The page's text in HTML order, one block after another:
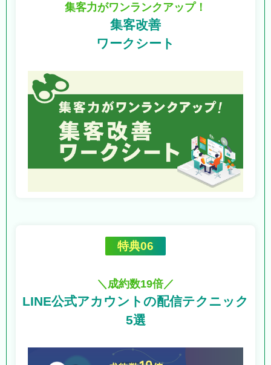
集客力がワンランクアップ！
集客改善
ワークシート
特典06
＼成約数19倍／
LINE公式アカウントの配信テクニック
5選